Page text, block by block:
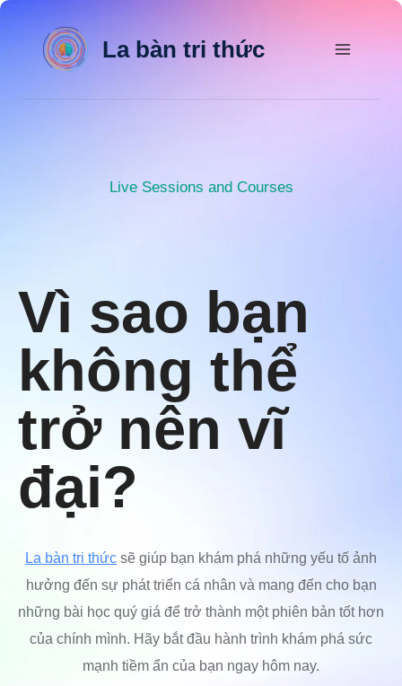
Skip
La bàn tri thức
Live Sessions and Courses
Vì sao bạn
không thể
trở nên vĩ
đại?
La bàn tri thức sẽ giúp bạn khám phá những yếu tố ảnh
hưởng đến sự phát triển cá nhân và mang đến cho bạn
những bài học quý giá để trở thành một phiên bản tốt hơn
của chính mình. Hãy bắt đầu hành trình khám phá sức
mạnh tiềm ẩn của bạn ngay hôm nay.